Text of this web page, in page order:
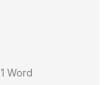
Word